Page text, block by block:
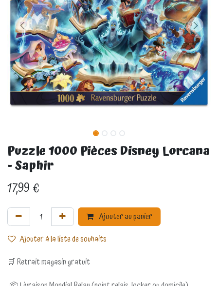
Puzzle 1000 Pièces Disney Lorcana
- Saphir
17,99€
Ajouter au panier
Ajouter à la liste de souhaits
🛒 Retrait magasin gratuit